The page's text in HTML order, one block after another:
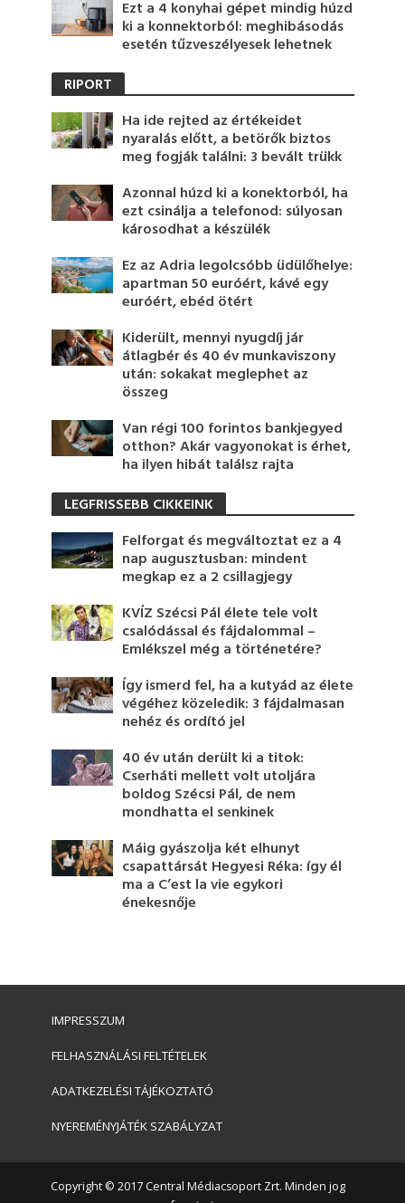
Ezt a 4 konyhai gépet mindig húzd
ki a konnektorból: meghibásodás
esetén tűzveszélyesek lehetnek
RIPORT
Ha ide rejted az értékeidet
nyaralás előtt, a betörők biztos
meg fogják találni: 3 bevált trükk
Azonnal húzd ki a konektorból, ha
ezt csinálja a telefonod: súlyosan
károsodhat a készülék
Ez az Adria legolcsóbb üdülőhelye:
apartman 50 euróért, kávé egy
euróért, ebéd ötért
Kiderült, mennyi nyugdíj jár
átlagbér és 40 év munkaviszony
után: sokakat meglephet az
összeg
Van régi 100 forintos bankjegyed
otthon? Akár vagyonokat is érhet,
ha ilyen hibát találsz rajta
LEGFRISSEBB CIKKEINK
Felforgat és megváltoztat ez a 4
nap augusztusban: mindent
megkap ez a 2 csillagjegy
KVÍZ Szécsi Pál élete tele volt
csalódással és fájdalommal –
Emlékszel még a történetére?
Így ismerd fel, ha a kutyád az élete
végéhez közeledik: 3 fájdalmasan
nehéz és ordító jel
40 év után derült ki a titok:
Cserháti mellett volt utoljára
boldog Szécsi Pál, de nem
mondhatta el senkinek
Máig gyászolja két elhunyt
csapattársát Hegyesi Réka: így él
ma a C’est la vie egykori
énekesnője
IMPRESSZUM
FELHASZNÁLÁSI FELTÉTELEK
ADATKEZELÉSI TÁJÉKOZTATÓ
NYEREMÉNYJÁTÉK SZABÁLYZAT
Copyright © 2017 Central Médiacsoport Zrt. Minden jog